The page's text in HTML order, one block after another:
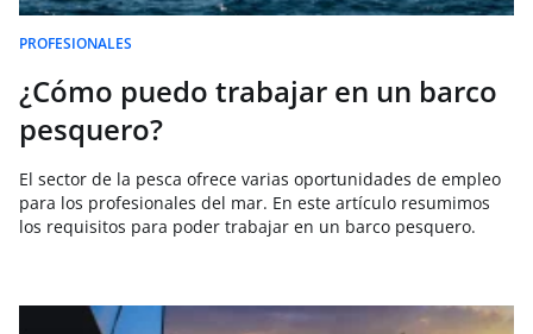
PROFESIONALES
¿Cómo puedo trabajar en un barco
pesquero?
El sector de la pesca ofrece varias oportunidades de empleo
para los profesionales del mar. En este artículo resumimos
los requisitos para poder trabajar en un barco pesquero.